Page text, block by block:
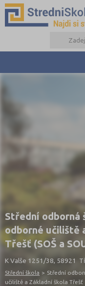
Střední odborná
odborné učiliště
Třešť (SOŠ a
K Valše 1251/38, 58921
Střední škola > Střední
učiliště a Základní škola Třešť